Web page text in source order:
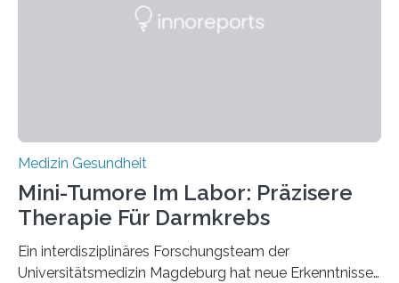
Medizin Gesundheit
Mini-Tumore Im Labor: Präzisere
Therapie Für Darmkrebs
Ein interdisziplinäres Forschungsteam der
Universitätsmedizin Magdeburg hat neue Erkenntnisse